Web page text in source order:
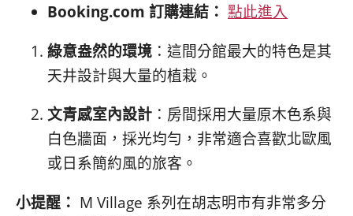
Booking.com 訂購連結： 點此進入
綠意盎然的環境 ：這間分館最大的特色是其
天井設計與大量的植栽。
文青感室內設計 ：房間採用大量原木色系與
白色牆面，採光均勻，非常適合喜歡北歐風
或日系簡約風的旅客。
小提醒： M Village 系列在胡志明市有非常多分